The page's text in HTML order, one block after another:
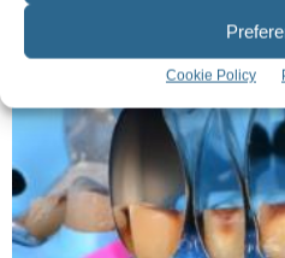
Cookie Policy